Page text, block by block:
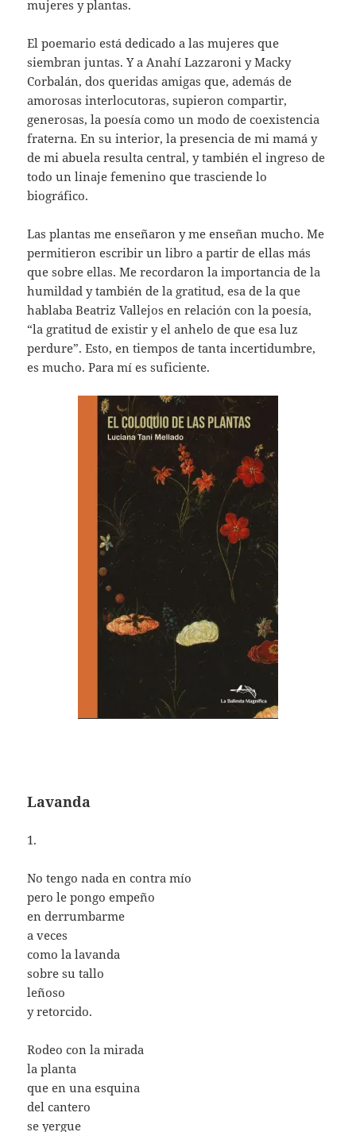
mujeres y plantas.
El poemario está dedicado a las mujeres que
siembran juntas. Y a Anahí Lazzaroni y Macky
Corbalán, dos queridas amigas que, además de
amorosas interlocutoras, supieron compartir,
generosas, la poesía como un modo de coexistencia
fraterna. En su interior, la presencia de mi mamá y
de mi abuela resulta central, y también el ingreso de
todo un linaje femenino que trasciende lo
biográfico.
Las plantas me enseñaron y me enseñan mucho. Me
permitieron escribir un libro a partir de ellas más
que sobre ellas. Me recordaron la importancia de la
humildad y también de la gratitud, esa de la que
hablaba Beatriz Vallejos en relación con la poesía,
“la gratitud de existir y el anhelo de que esa luz
perdure”. Esto, en tiempos de tanta incertidumbre,
es mucho. Para mí es suficiente.
Lavanda
1.
No tengo nada en contra mío
pero le pongo empeño
en derrumbarme
a veces
como la lavanda
sobre su tallo
leñoso
y retorcido.
Rodeo con la mirada
la planta
que en una esquina
del cantero
se yergue